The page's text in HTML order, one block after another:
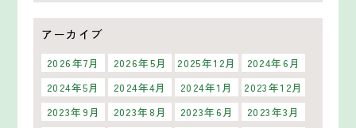
アーカイブ
2026年7月 2026年5月 2025年12月
2024年6月
2024年5月
2024年4月 2024年1月
2023年12月
2023年9月
2023年8月 2023年6月
2023年3月